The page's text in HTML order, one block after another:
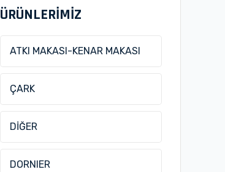
ÜRÜNLERİMİZ
ATKI MAKASI-KENAR MAKASI
ÇARK
DİĞER
DORNIER